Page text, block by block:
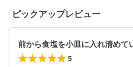
ピックアップレビュー
5